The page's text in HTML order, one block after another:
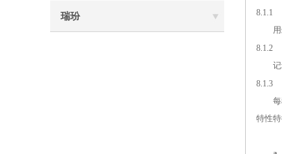
瑞玢
8.1.1
用叙
8.1.2
记录
8.1.3
每种
特性